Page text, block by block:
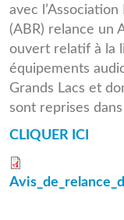
avec
(ABR) relance un
ouvert relatif à la
équipements
Grands Lacs et
sont reprises
CLIQUER ICI